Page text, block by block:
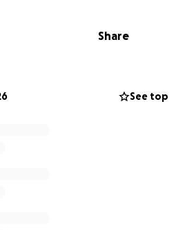
apoyos necesarios del Estado, y
brindarle un apoyo continuo
sus necesidades esenciales y
Share
See top